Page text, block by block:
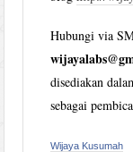
Hubungi via
disediakan
sebagai
Wijaya Kusumah